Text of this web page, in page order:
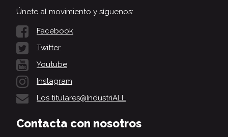
Únete al movimiento y síguenos:
Facebook
Twitter
Youtube
Instagram
Los titulares@IndustriALL
Contacta con nosotros